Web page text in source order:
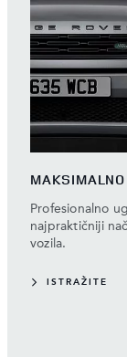
Profesionalno
najpraktičniji
vozila.
ISTRAŽITE